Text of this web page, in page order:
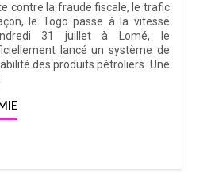
contre la fraude fiscale, le trafic
le Togo passe à la vitesse
31 juillet à Lomé, le
lancé un système de
des produits pétroliers. Une